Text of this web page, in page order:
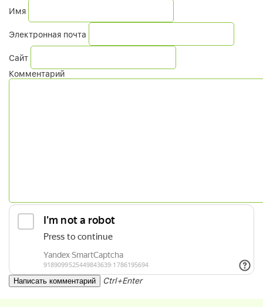
Имя
Электронная почта
Сайт
Комментарий
Ctrl+Enter